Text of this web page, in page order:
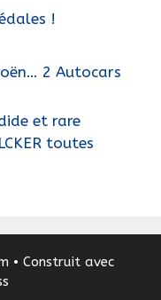
!
2 Autocars
et rare
toutes
• Construit avec